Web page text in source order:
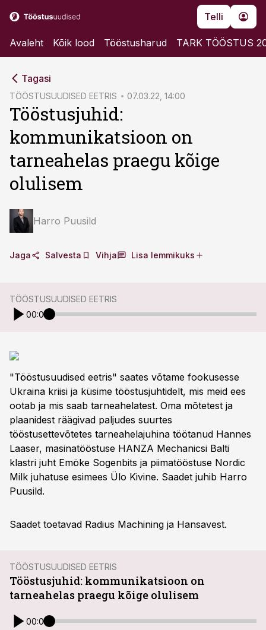
Telli
Avaleht Kõik lood Tööstusharud TARK TÖÖSTUS
Tagasi
TÖÖSTUSUUDISED EETRIS 07.03.22, 14:00
Tööstusjuhid:
kommunikatsioon on
tarneahelas praegu kõige
olulisem
Harro Puusild
Jaga Salvesta Vihja Lisa lemmikuks
TÖÖSTUSUUDISED EETRIS
00:00
"Tööstusuudised eetris" saates võtame fookusesse
Ukraina kriisi ja küsime tööstusjuhtidelt, mis meid ees
ootab ja mis saab tarneahelatest. Oma mõtetest ja
plaanidest räägivad paljudes suurtes
tööstusettevõtetes tarneahelajuhina töötanud Hannes
Laaser, masinatööstuse HANZA Mechanicsi Balti
klastri juht Emöke Sogenbits ja piimatööstuse Nordic
Milk juhatuse esimees Ülo Kivine. Saadet juhib Harro
Puusild.
Saadet toetavad Radius Machining ja Hansavest.
TÖÖSTUSUUDISED EETRIS
Tööstusjuhid: kommunikatsioon on
tarneahelas praegu kõige olulisem
00:00